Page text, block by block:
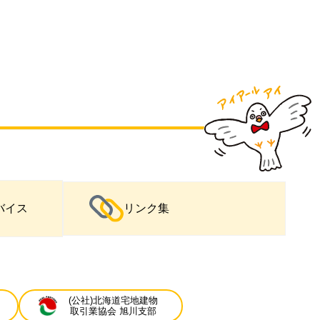
イス リンク集
(公社)北海道宅地建物
取引業協会 旭川支部